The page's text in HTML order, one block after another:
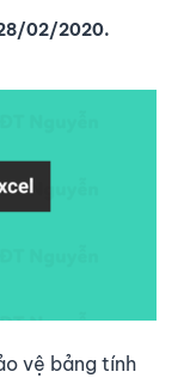
02/2020.
vệ bảng tính